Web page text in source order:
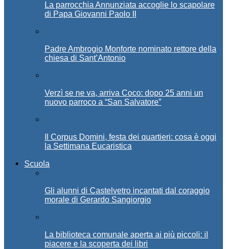
La parrocchia Annunziata accoglie lo scapolare
di Papa Giovanni Paolo II
Padre Ambrogio Monforte nominato rettore della
chiesa di Sant’Antonio
Verzì se ne va, arriva Coco: dopo 25 anni un
nuovo parroco a “San Salvatore”
Il Corpus Domini, festa dei quartieri: cosa è oggi
la Settimana Eucaristica
Scuola
Gli alunni di Castelvetro incantati dal coraggio
morale di Gerardo Sangiorgio
La biblioteca comunale aperta ai più piccoli: il
piacere e la scoperta dei libri